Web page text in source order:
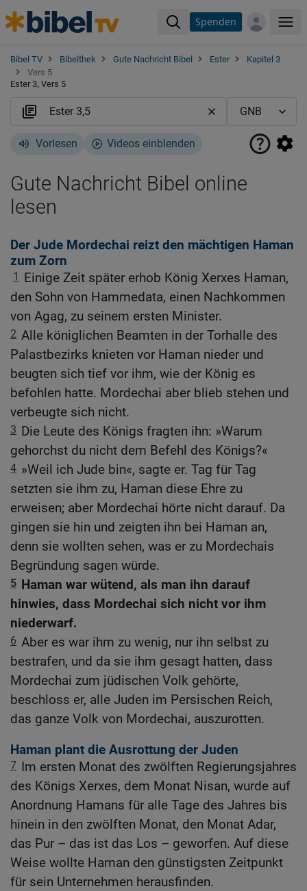
Spenden
Bibel TV Bibelthek Gute Nachricht Bibel Ester
Kapitel 3
Vers 5
Ester 3, Vers 5
Vorlesen Videos einblenden
Gute Nachricht Bibel online
lesen
Der Jude Mordechai reizt den mächtigen Haman
zum Zorn
1
Einige Zeit später erhob König Xerxes Haman,
den Sohn von Hammedata, einen Nachkommen
von Agag, zu seinem ersten Minister.
2 Alle königlichen Beamten in der Torhalle des
Palastbezirks knieten vor Haman nieder und
beugten sich tief vor ihm, wie der König es
befohlen hatte. Mordechai aber blieb stehen und
verbeugte sich nicht.
3 Die Leute des Königs fragten ihn: »Warum
gehorchst du nicht dem Befehl des Königs?«
4 »Weil ich Jude bin«, sagte er. Tag für Tag
setzten sie ihm zu, Haman diese Ehre zu
erweisen; aber Mordechai hörte nicht darauf. Da
gingen sie hin und zeigten ihn bei Haman an,
denn sie wollten sehen, was er zu Mordechais
Begründung sagen würde.
5 Haman war wütend, als man ihn darauf
hinwies, dass Mordechai sich nicht vor ihm
niederwarf.
6 Aber es war ihm zu wenig, nur ihn selbst zu
bestrafen, und da sie ihm gesagt hatten, dass
Mordechai zum jüdischen Volk gehörte,
beschloss er, alle Juden im Persischen Reich,
das ganze Volk von Mordechai, auszurotten.
Haman plant die Ausrottung der Juden
7 Im ersten Monat des zwölften Regierungsjahres
des Königs Xerxes, dem Monat Nisan, wurde auf
Anordnung Hamans für alle Tage des Jahres bis
hinein in den zwölften Monat, den Monat Adar,
das Pur – das ist das Los – geworfen. Auf diese
Weise wollte Haman den günstigsten Zeitpunkt
für sein Unternehmen herausfinden.